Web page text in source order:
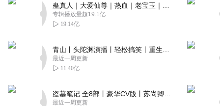
专辑播放量超19.1亿
19.14亿
最近一周更新
11.40亿
最近一周更新